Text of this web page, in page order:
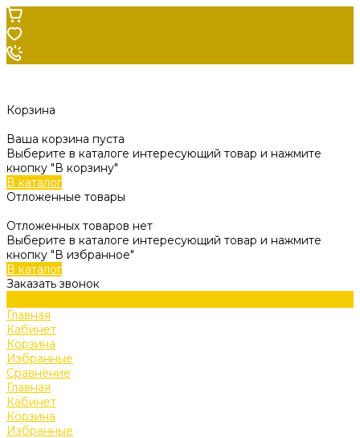
Корзина
Ваша корзина пуста
Выберите в каталоге интересующий товар и нажмите
кнопку "В корзину"
В каталог
Отложенные товары
Отложенных товаров нет
Выберите в каталоге интересующий товар и нажмите
кнопку "В избранное"
В каталог
Заказать звонок
Главная
Кабинет
Корзина
Избранные
Сравнение
Главная
Кабинет
Корзина
Избранные